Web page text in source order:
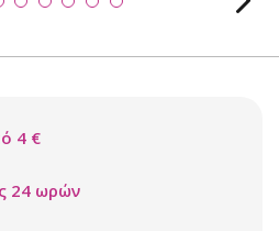
4 €
24 ωρών